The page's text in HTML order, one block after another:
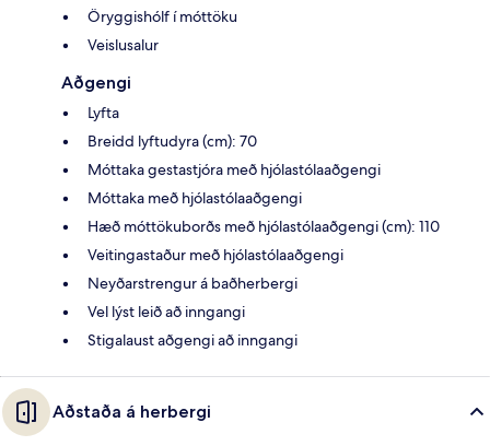
Öryggishólf í móttöku
Veislusalur
Aðgengi
Lyfta
Breidd lyftudyra (cm): 70
Móttaka gestastjóra með hjólastólaaðgengi
Móttaka með hjólastólaaðgengi
Hæð móttökuborðs með hjólastólaaðgengi (cm): 110
Veitingastaður með hjólastólaaðgengi
Neyðarstrengur á baðherbergi
Vel lýst leið að inngangi
Stigalaust aðgengi að inngangi
Aðstaða á herbergi